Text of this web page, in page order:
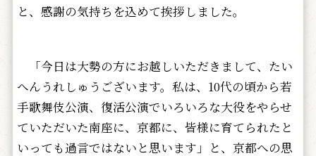
と、感謝の気持ちを込めて挨拶しました。
「今日は大勢の方にお越しいただきまして、たい
へんうれしゅうございます。私は、10代の頃から若
手歌舞伎公演、復活公演でいろいろな大役をやらせ
ていただいた南座に、京都に、皆様に育てられたと
いっても過言ではないと思います」と、京都への思